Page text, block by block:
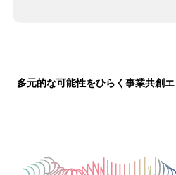
多元的な可能性をひらく事業共創